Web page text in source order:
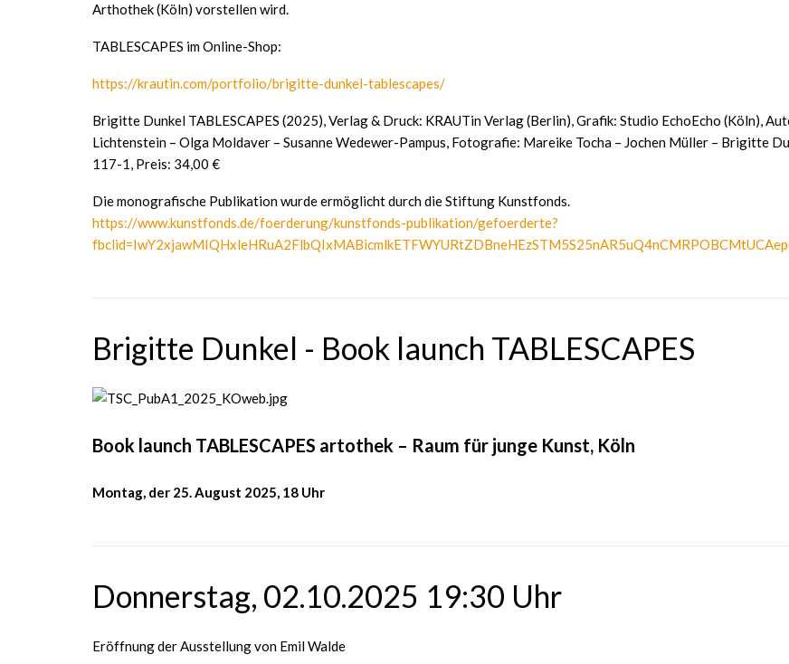
Arthothek (Köln) vorstellen wird.
TABLESCAPES im Online-Shop:
https://krautin.com/portfolio/brigitte-dunkel-tablescapes/
Brigitte Dunkel TABLESCAPES (2025), Verlag & Druck: KRAUTin Verlag (Berlin), Grafik: Studio EchoEcho (Köln),
Lichtenstein – Olga Moldaver – Susanne Wedewer-Pampus, Fotografie: Mareike Tocha – Jochen Müller – Brigitte
117-1, Preis: 34,00 €
Die monografische Publikation wurde ermöglicht durch die Stiftung Kunstfonds.
https://www.kunstfonds.de/foerderung/kunstfonds-publikation/gefoerderte?
Brigitte Dunkel - Book launch TABLESCAPES
Book launch TABLESCAPES artothek – Raum für junge Kunst, Köln
Montag, der 25. August 2025, 18 Uhr
Donnerstag, 02.10.2025 19:30 Uhr
Eröffnung der Ausstellung von Emil Walde